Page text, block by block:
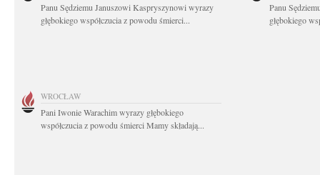
Panu Sędziemu Januszowi Kaspryszynowi wyrazy
głębokiego współczucia z powodu śmierci...
Panu
głębokiego
WROCŁAW
Pani Iwonie Warachim wyrazy głębokiego
współczucia z powodu śmierci Mamy składają...